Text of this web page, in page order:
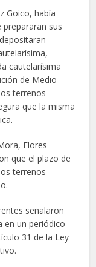
Goico, había
sus
cautelarísima
de Medio
terrenos
que la misma
Flores
que el plazo de
terrenos
señalaron
en un periódico
31 de la Ley